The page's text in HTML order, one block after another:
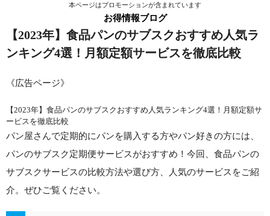
本ページはプロモーションが含まれています
お得情報ブログ
【2023年】食品パンのサブスクおすすめ人気ラ
ンキング4選！月額定額サービスを徹底比較
《広告ページ》
【2023年】食品パンのサブスクおすすめ人気ランキング4選！月額定額サ
ービスを徹底比較
パン屋さんで定期的にパンを購入する方やパン好きの方には、
パンのサブスク定期便サービスがおすすめ！今回、食品パンの
サブスクサービスの比較方法や選び方、人気のサービスをご紹
介。ぜひご覧ください。